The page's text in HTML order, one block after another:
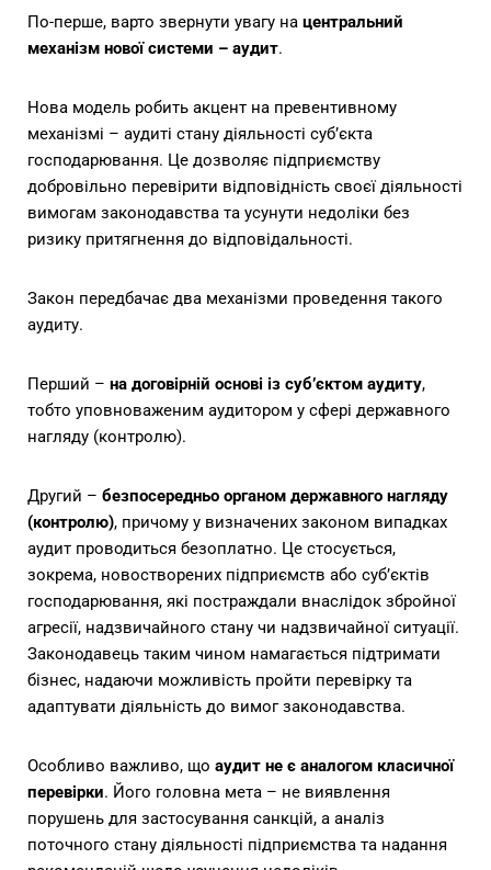
По-перше, варто звернути увагу на центральний
механізм нової системи – аудит.
Нова модель робить акцент на превентивному
механізмі – аудиті стану діяльності суб’єкта
господарювання. Це дозволяє підприємству
добровільно перевірити відповідність своєї діяльності
вимогам законодавства та усунути недоліки без
ризику притягнення до відповідальності.
Закон передбачає два механізми проведення такого
аудиту.
Перший – на договірній основі із суб’єктом аудиту,
тобто уповноваженим аудитором у сфері державного
нагляду (контролю).
Другий – безпосередньо органом державного нагляду
(контролю), причому у визначених законом випадках
аудит проводиться безоплатно. Це стосується,
зокрема, новостворених підприємств або суб’єктів
господарювання, які постраждали внаслідок збройної
агресії, надзвичайного стану чи надзвичайної ситуації.
Законодавець таким чином намагається підтримати
бізнес, надаючи можливість пройти перевірку та
адаптувати діяльність до вимог законодавства.
Особливо важливо, що аудит не є аналогом класичної
перевірки. Його головна мета – не виявлення
порушень для застосування санкцій, а аналіз
поточного стану діяльності підприємства та надання